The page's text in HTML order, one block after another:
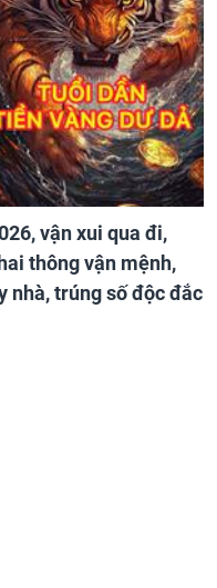
vận xui qua đi,
thông vận mệnh,
nhà, trúng số độc đắc